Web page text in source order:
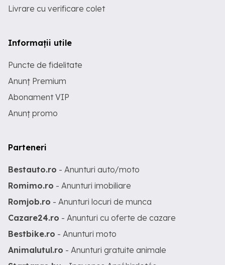
Livrare cu verificare colet
Informații utile
Puncte de fidelitate
Anunț Premium
Abonament VIP
Anunț promo
Parteneri
Bestauto.ro - Anunturi auto/moto
Romimo.ro - Anunturi imobiliare
Romjob.ro - Anunturi locuri de munca
Cazare24.ro - Anunturi cu oferte de cazare
Bestbike.ro - Anunturi moto
Animalutul.ro - Anunturi gratuite animale